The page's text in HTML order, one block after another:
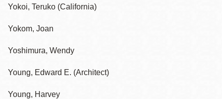
Yokoi, Teruko (California)
Yokom, Joan
Yoshimura, Wendy
Young, Edward E. (Architect)
Young, Harvey